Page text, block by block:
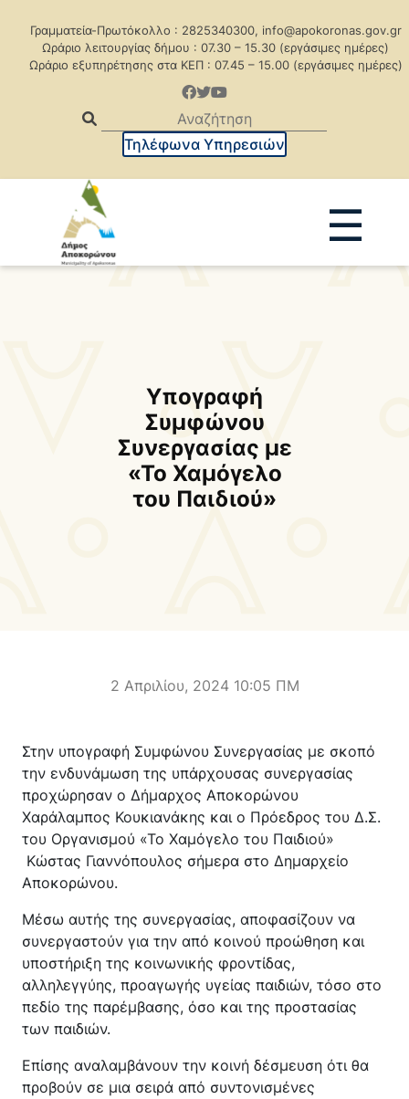
Γραμματεία-Πρωτόκολλο : 2825340300, info@apokoronas.gov.gr
Ωράριο λειτουργίας δήμου : 07.30 – 15.30 (εργάσιμες ημέρες)
Ωράριο εξυπηρέτησης στα ΚΕΠ : 07.45 – 15.00 (εργάσιμες ημέρες)
Τηλέφωνα Υπηρεσιών
Δήμαρχος
Αντιδήμαρχοι και
Εντεταλμένοι Δημοτικοί
Σύμβουλοι
Δημοτικό Συμβούλιο
Δημοτική Επιτροπή
Αποκορώνα Χανίων
Δήμοσιο Ι.Ε.Κ
Αποκορώνου
ΔΗΜΟΤΙΚΗ ΠΙΝΑΚΟΘΗΚΗ
ΦΡΕ
Κέντρο Κοινότητας
Βοήθεια στο Σπίτι
Λαογραφικό Μουσείο
Γαβολοχωρίου
☰
Υπογραφή
Συμφώνου
Συνεργασίας με
«Το Χαμόγελο
του Παιδιού»
2 Απριλίου, 2024 10:05 ΠΜ
Στην υπογραφή Συμφώνου Συνεργασίας με σκοπό
την ενδυνάμωση της υπάρχουσας συνεργασίας
προχώρησαν ο Δήμαρχος Αποκορώνου
Χαράλαμπος Κουκιανάκης και ο Πρόεδρος του Δ.Σ.
του Οργανισμού «Το Χαμόγελο του Παιδιού»
Κώστας Γιαννόπουλος σήμερα στο Δημαρχείο
Αποκορώνου.
Μέσω αυτής της συνεργασίας, αποφασίζουν να
συνεργαστούν για την από κοινού προώθηση και
υποστήριξη της κοινωνικής φροντίδας,
αλληλεγγύης, προαγωγής υγείας παιδιών, τόσο στο
πεδίο της παρέμβασης, όσο και της προστασίας
των παιδιών.
Επίσης αναλαμβάνουν την κοινή δέσμευση ότι θα
προβούν σε μια σειρά από συντονισμένες